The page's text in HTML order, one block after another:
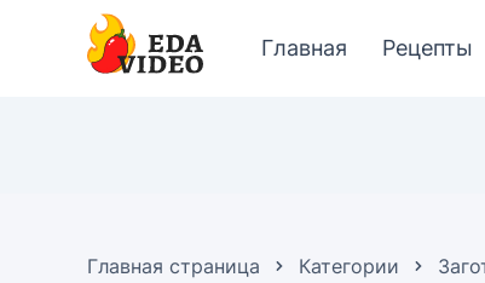
Главная Рецепты
Главная страница Категории